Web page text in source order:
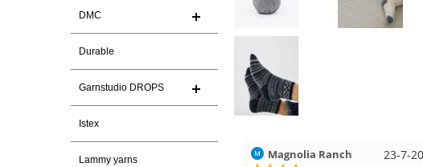
DMC
Durable
Garnstudio DROPS
Istex
Lammy yarns
Christel Vanderlinden 23-7-
Magnolia Ranch